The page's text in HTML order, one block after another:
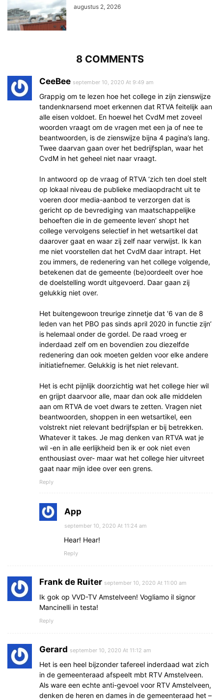
augustus 2, 2026
8 COMMENTS
CeeBee september 10, 2020 At 9:49 am
Grappig om te lezen hoe het college in zijn zienswijze
tandenknarsend moet erkennen dat RTVA feitelijk aan
alle eisen voldoet. En hoewel het CvdM met zoveel
woorden vraagt om de vragen met een ja of nee te
beantwoorden, is de zienswijze bijna 4 pagina’s lang.
Twee daarvan gaan over het bedrijfsplan, waar het
CvdM in het geheel niet naar vraagt.
In antwoord op de vraag of RTVA ‘zich ten doel stelt
op lokaal niveau de publieke mediaopdracht uit te
voeren door media-aanbod te verzorgen dat is
gericht op de bevrediging van maatschappelijke
behoeften die in de gemeente leven’ shopt het
college vervolgens selectief in het wetsartikel dat
daarover gaat en waar zij zelf naar verwijst. Ik kan
me niet voorstellen dat het CvdM daar intrapt. Het
zou immers, de redenering van het college volgende,
betekenen dat de gemeente (be)oordeelt over hoe
de doelstelling wordt uitgevoerd. Daar gaan zij
gelukkig niet over.
Het buitengewoon treurige zinnetje dat ‘6 van de 8
leden van het PBO pas sinds april 2020 in functie zijn’
is helemaal onder de gordel. De raad vroeg er
inderdaad zelf om en bovendien zou diezelfde
redenering dan ook moeten gelden voor elke andere
initiatiefnemer. Gelukkig is het niet relevant.
Het is echt pijnlijk doorzichtig wat het college hier wil
en grijpt daarvoor alle, maar dan ook alle middelen
aan om RTVA de voet dwars te zetten. Vragen niet
beantwoorden, shoppen in een wetsartikel, een
volstrekt niet relevant bedrijfsplan er bij betrekken.
Whatever it takes. Je mag denken van RTVA wat je
wil -en in alle eerlijkheid ben ik er ook niet even
enthousiast over- maar wat het college hier uitvreet
gaat naar mijn idee over een grens.
Reply
App
september 10, 2020 At 11:24 am
Hear! Hear!
Reply
Frank de Ruiter september 10, 2020 At 11:00 am
Ik gok op VVD-TV Amstelveen! Vogliamo il signor
Mancinelli in testa!
Reply
Gerard september 10, 2020 At 11:12 am
Het is een heel bijzonder tafereel inderdaad wat zich
in de gemeenteraad afspeelt mbt RTV Amstelveen.
Als ware een echte anti-gevoel voor RTV Amstelveen,
denken de heren en dames in de gemeenteraad het –